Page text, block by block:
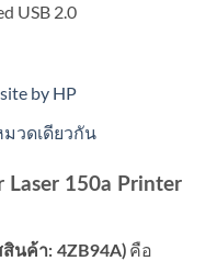
USB 2.0
by HP
วดเดียวกัน
150a Printer
สินค้า: 4ZB94A) คือ